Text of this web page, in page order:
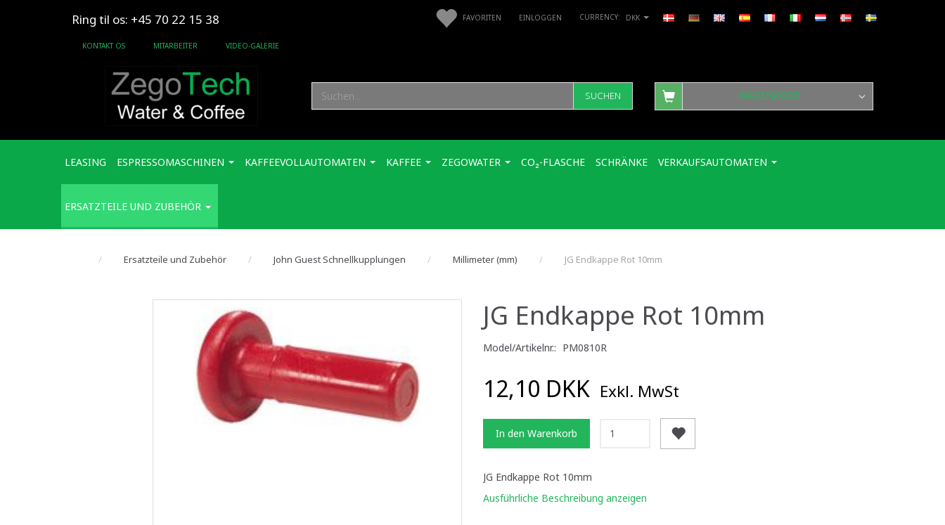
DKK
FAVORITEN EINLOGGEN
Ring til os: +45 70 22 15 38
KONTAKT OS MITARBEITER VIDEO-GALERIE
SUCHEN WARENKORB
LEASING ESPRESSOMASCHINEN KAFFEEVOLLAUTOMATEN KAFFEE ZEGOWATER CO₂-FLASCHE SCHRÄNKE VERKAUFSAUTOMATEN
ERSATZTEILE UND ZUBEHÖR
Ersatzteile und Zubehör John Guest Schnellkupplungen Millimeter (mm) JG Endkappe Rot 10mm
JG Endkappe Rot 10mm
Model/Artikelnr.: PM0810R
12,10 DKK Exkl. MwSt
In den Warenkorb
JG Endkappe Rot 10mm
Ausführliche Beschreibung anzeigen